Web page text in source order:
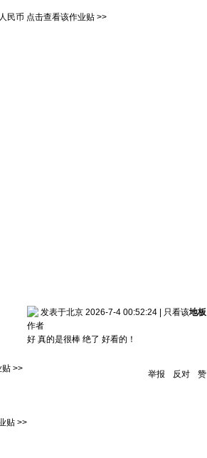
民币 点击查看该作业贴 >>
贴 >>
贴 >>
地板
发表于北京 2026-7-4 00:52:24
只看该
作者
好 真的是很棒 绝了 好看的！
举报 反对 赞